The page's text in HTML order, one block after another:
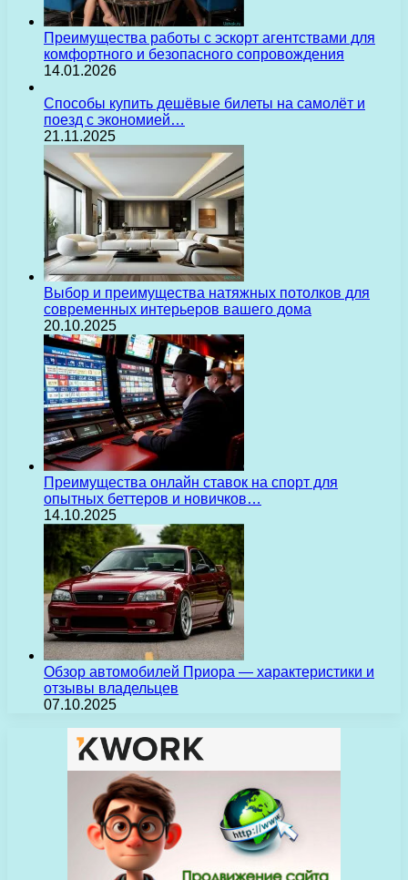
Преимущества работы с эскорт агентствами для
комфортного и безопасного сопровождения
14.01.2026
Способы купить дешёвые билеты на самолёт и
поезд с экономией…
21.11.2025
Выбор и преимущества натяжных потолков для
современных интерьеров вашего дома
20.10.2025
Преимущества онлайн ставок на спорт для
опытных беттеров и новичков…
14.10.2025
Обзор автомобилей Приора — характеристики и
отзывы владельцев
07.10.2025